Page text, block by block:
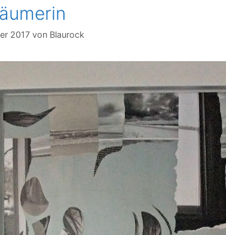
2017 von Blaurock